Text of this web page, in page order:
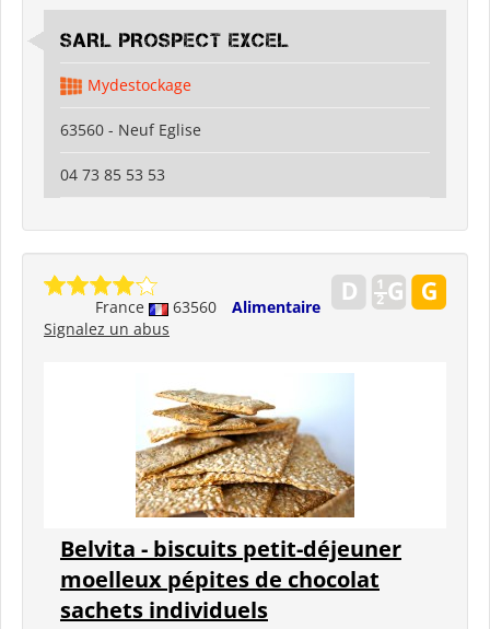
SARL PROSPECT EXCEL
Mydestockage
63560 - Neuf Eglise
04 73 85 53 53
France 63560
Alimentaire
Signalez un abus
Belvita - biscuits petit-déjeuner
moelleux pépites de chocolat
sachets individuels